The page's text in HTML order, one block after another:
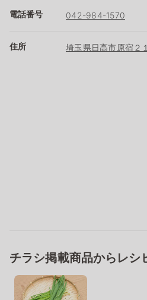
電話番号 042-984-1570
住所 埼玉県日高市原宿２
チラシ掲載商品からレシ